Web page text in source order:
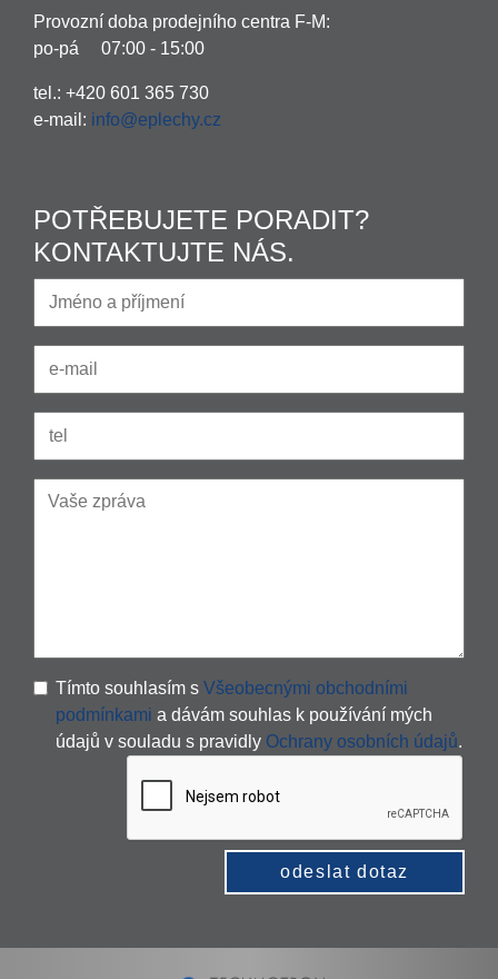
Provozní doba prodejního centra F-M:
po-pá 07:00 - 15:00
tel.: +420 601 365 730
e-mail: info@eplechy.cz
POTŘEBUJETE PORADIT?
KONTAKTUJTE NÁS.
Tímto souhlasím s Všeobecnými obchodními
podmínkami a dávám souhlas k používání mých
údajů v souladu s pravidly Ochrany osobních údajů.
odeslat dotaz